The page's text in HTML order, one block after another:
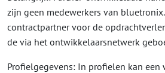
zijn geen medewerkers van
contractpartner voor de
de via het ontwikkelaarsnetwerk
Profielgegevens: In profielen kan een